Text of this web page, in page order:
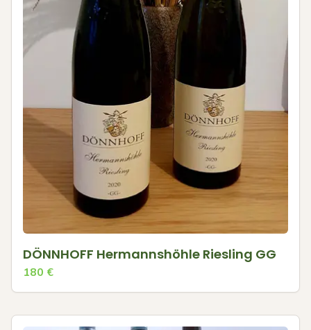
DÖNNHOFF Hermannshöhle Riesling GG
180 €